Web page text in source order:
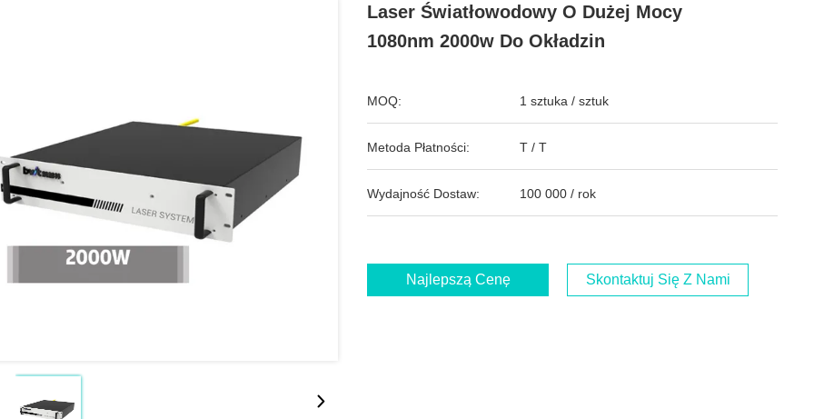
Laser Światłowodowy O Dużej Mocy
1080nm 2000w Do Okładzin
MOQ: 1 sztuka / sztuk
Metoda Płatności: T / T
Wydajność Dostaw: 100 000 / rok
Najlepszą Cenę Skontaktuj Się Z Nami